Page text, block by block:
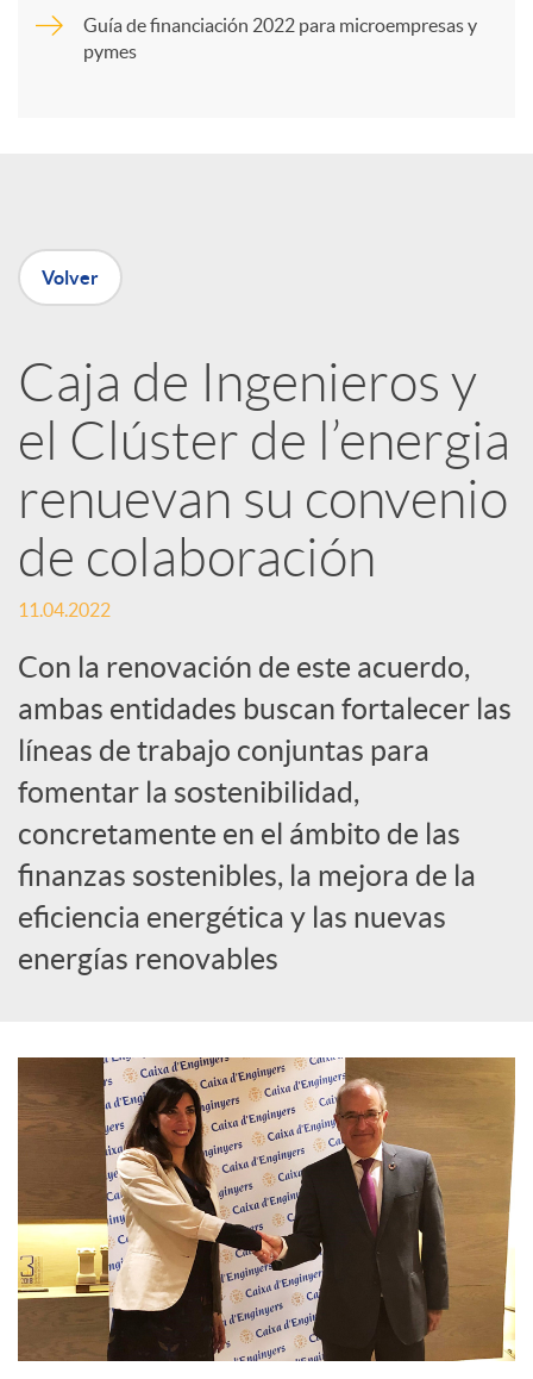
n
R
e
d
e
s
S
o
c
i
a
l
e
s
Guía de financiación 2022 para microempresas y
pymes
Volver
Caja de Ingenieros y
el Clúster de l’energia
renuevan su convenio
de colaboración
11.04.2022
Con la renovación de este acuerdo,
ambas entidades buscan fortalecer las
líneas de trabajo conjuntas para
fomentar la sostenibilidad,
concretamente en el ámbito de las
finanzas sostenibles, la mejora de la
eficiencia energética y las nuevas
energías renovables